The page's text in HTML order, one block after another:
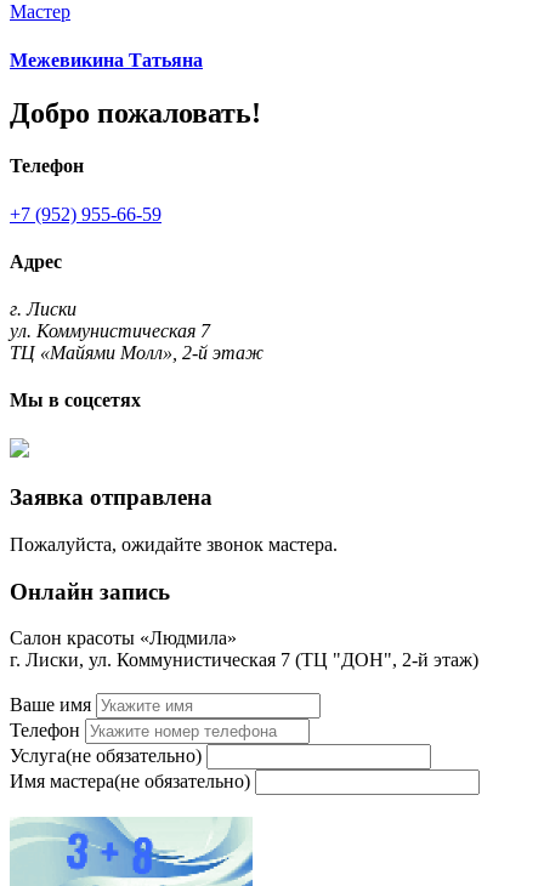
Мастер
Межевикина Татьяна
Добро пожаловать!
Телефон
+7 (952) 955-66-59
Адрес
г. Лиски
ул. Коммунистическая 7
ТЦ «Майями Молл», 2-й этаж
Мы в соцсетях
Заявка отправлена
Пожалуйста, ожидайте звонок мастера.
Онлайн запись
Салон красоты «Людмила»
г. Лиски, ул. Коммунистическая 7 (ТЦ "ДОН", 2-й этаж)
Ваше имя
Телефон
Услуга(не обязательно)
Имя мастера(не обязательно)